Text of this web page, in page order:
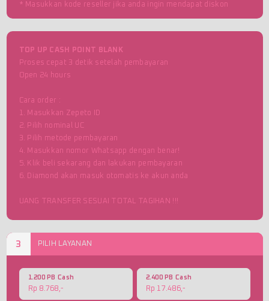
* Masukkan kode reseller jika anda ingin mendapat diskon
TOP UP CASH POINT BLANK
Proses cepat 3 detik setelah pembayaran
Open 24 hours
Cara order :
1. Masukkan Zepeto ID
2. Pilih nominal UC
3. Pilih metode pembayaran
4. Masukkan nomor Whatsapp dengan benar!
5. Klik beli sekarang dan lakukan pembayaran
6. Diamond akan masuk otomatis ke akun anda
UANG TRANSFER SESUAI TOTAL TAGIHAN !!!
3 PILIH LAYANAN
1.200 PB Cash
Rp 8.768,-
2.400 PB Cash
Rp 17.486,-